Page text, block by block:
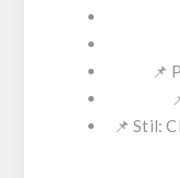
📌
📌 Stil: